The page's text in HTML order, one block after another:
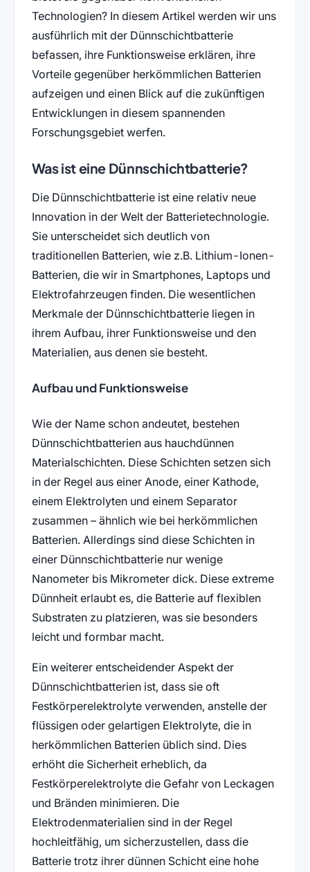
Technologien? In diesem Artikel werden wir uns
ausführlich mit der Dünnschichtbatterie
befassen, ihre Funktionsweise erklären, ihre
Vorteile gegenüber herkömmlichen Batterien
aufzeigen und einen Blick auf die zukünftigen
Entwicklungen in diesem spannenden
Forschungsgebiet werfen.
Was ist eine Dünnschichtbatterie?
Die Dünnschichtbatterie ist eine relativ neue
Innovation in der Welt der Batterietechnologie.
Sie unterscheidet sich deutlich von
traditionellen Batterien, wie z.B. Lithium-Ionen-
Batterien, die wir in Smartphones, Laptops und
Elektrofahrzeugen finden. Die wesentlichen
Merkmale der Dünnschichtbatterie liegen in
ihrem Aufbau, ihrer Funktionsweise und den
Materialien, aus denen sie besteht.
Aufbau und Funktionsweise
Wie der Name schon andeutet, bestehen
Dünnschichtbatterien aus hauchdünnen
Materialschichten. Diese Schichten setzen sich
in der Regel aus einer Anode, einer Kathode,
einem Elektrolyten und einem Separator
zusammen – ähnlich wie bei herkömmlichen
Batterien. Allerdings sind diese Schichten in
einer Dünnschichtbatterie nur wenige
Nanometer bis Mikrometer dick. Diese extreme
Dünnheit erlaubt es, die Batterie auf flexiblen
Substraten zu platzieren, was sie besonders
leicht und formbar macht.
Ein weiterer entscheidender Aspekt der
Dünnschichtbatterien ist, dass sie oft
Festkörperelektrolyte verwenden, anstelle der
flüssigen oder gelartigen Elektrolyte, die in
herkömmlichen Batterien üblich sind. Dies
erhöht die Sicherheit erheblich, da
Festkörperelektrolyte die Gefahr von Leckagen
und Bränden minimieren. Die
Elektrodenmaterialien sind in der Regel
hochleitfähig, um sicherzustellen, dass die
Batterie trotz ihrer dünnen Schicht eine hohe